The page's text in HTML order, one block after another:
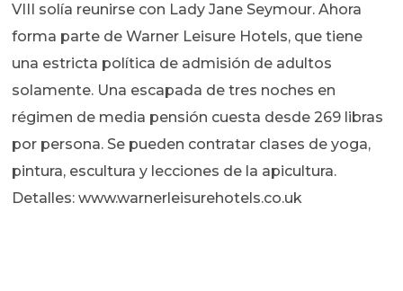
VIII solía reunirse con Lady Jane Seymour. Ahora
forma parte de Warner Leisure Hotels, que tiene
una estricta política de admisión de adultos
solamente. Una escapada de tres noches en
régimen de media pensión cuesta desde 269 libras
por persona. Se pueden contratar clases de yoga,
pintura, escultura y lecciones de la apicultura.
Detalles: www.warnerleisurehotels.co.uk